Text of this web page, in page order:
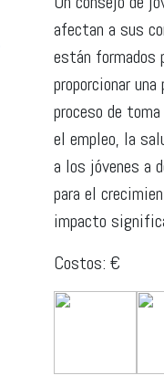
afectan a sus
están formados
proporcionar
proceso de
el empleo, la
a los jóvenes a
para el
impacto
Costos: €